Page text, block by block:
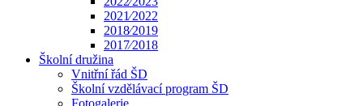
2021⁄2022
2018⁄2019
2017⁄2018
Školní družina
Vnitřní řád ŠD
Školní vzdělávací program ŠD
Fotogalerie